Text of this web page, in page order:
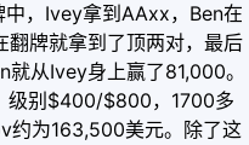
，Ivey拿到AAxx，Ben在
翻牌就拿到了顶两对，最后
从Ivey身上赢了81,000。
级别$400/$800，1700多
约为163,500美元。除了这